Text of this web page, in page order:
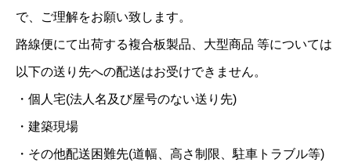
で、ご理解をお願い致します。
路線便にて出荷する複合板製品、大型商品 等については
以下の送り先への配送はお受けできません。
・個人宅(法人名及び屋号のない送り先)
・建築現場
・その他配送困難先(道幅、高さ制限、駐車トラブル等)